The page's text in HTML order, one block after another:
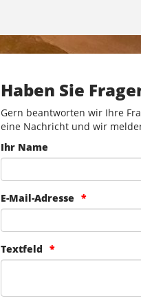
Haben Sie
Gern beantworten wir Ihre
eine Nachricht und wir
Ihr Name
E-Mail-Adresse
Textfeld